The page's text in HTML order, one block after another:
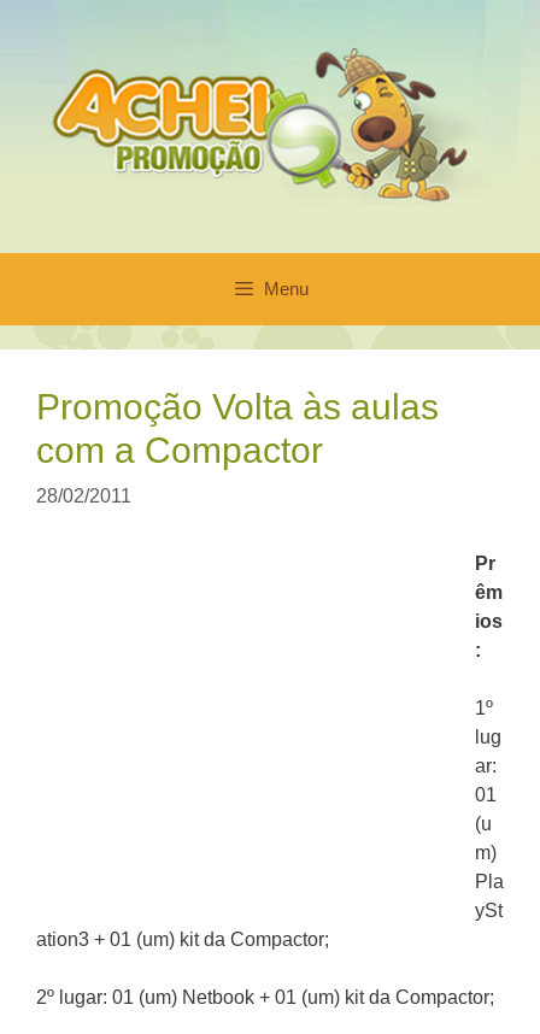
conteúdo
Menu
Promoção Volta às aulas
com a Compactor
28/02/2011
Pr
êm
ios
:
1º
lug
ar:
01
(u
m)
Pla
ySt
ation3 + 01 (um) kit da Compactor;
2º lugar: 01 (um) Netbook + 01 (um) kit da Compactor;